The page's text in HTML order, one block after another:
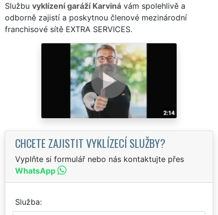
Službu vyklízení garáží Karviná vám spolehlivě a
odborně zajistí a poskytnou členové mezinárodní
franchisové sítě EXTRA SERVICES.
CHCETE ZAJISTIT VYKLÍZECÍ SLUŽBY?
Vyplňte si formulář nebo nás kontaktujte přes
WhatsApp
Služba